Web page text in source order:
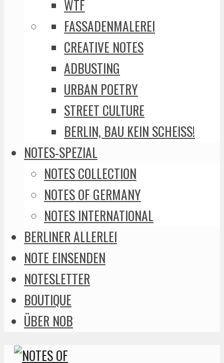
WTF
FASSADENMALEREI
CREATIVE NOTES
ADBUSTING
URBAN POETRY
STREET CULTURE
BERLIN, BAU KEIN SCHEISS!
NOTES-SPEZIAL
NOTES COLLECTION
NOTES OF GERMANY
NOTES INTERNATIONAL
BERLINER ALLERLEI
NOTE EINSENDEN
NOTESLETTER
BOUTIQUE
ÜBER NOB